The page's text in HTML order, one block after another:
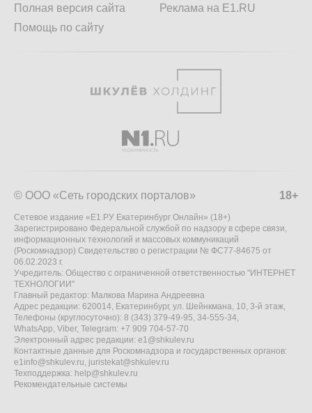
Полная версия сайта
Помощь по сайту
Реклама на E1.RU
18+
© ООО «Сеть городских порталов»
Сетевое издание «Е1.РУ Екатеринбург Онлайн» (18+)
Зарегистрировано Федеральной службой по надзору в сфере связи,
информационных технологий и массовых коммуникаций
(Роскомнадзор) Свидетельство о регистрации № ФС77-84675 от
06.02.2023 г.
Учредитель: Общество с ограниченной ответственностью "ИНТЕРНЕТ
ТЕХНОЛОГИИ"
Главный редактор: Малкова Марина Андреевна
Адрес редакции: 620014, Екатеринбург, ул. Шейнкмана, 10, 3-й этаж,
Телефоны (круглосуточно): 8 (343) 379-49-95, 34-555-34,
WhatsApp, Viber, Telegram: +7 909 704-57-70
Электронный адрес редакции: e1@shkulev.ru
Контактные данные для Роскомнадзора и государственных органов:
e1info@shkulev.ru, juristekat@shkulev.ru
Техподдержка: help@shkulev.ru
Рекомендательные системы